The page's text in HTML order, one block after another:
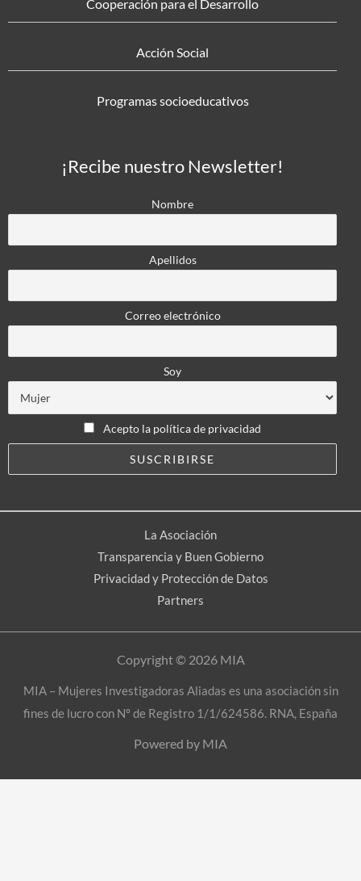
Cooperación para el Desarrollo
Acción Social
Programas socioeducativos
¡Recibe nuestro Newsletter!
Nombre
Apellidos
Correo electrónico
Soy
Acepto la política de privacidad
La Asociación
Transparencia y Buen Gobierno
Privacidad y Protección de Datos
Partners
Copyright © 2026 MIA
MIA – Mujeres Investigadoras Aliadas es una asociación sin
fines de lucro con Nº de Registro 1/1/624586. RNA, España
Powered by MIA